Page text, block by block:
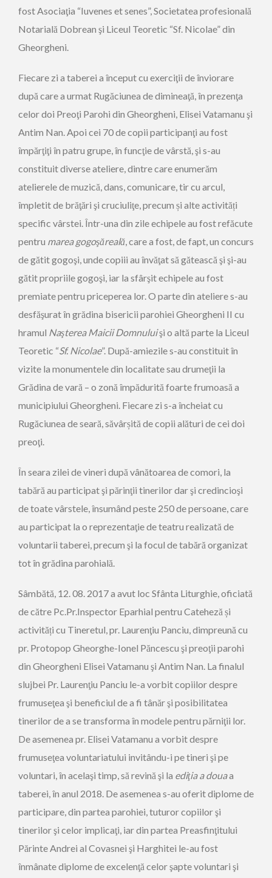
fost Asociaţia “Iuvenes et senes”, Societatea profesională
Notarială Dobrean şi Liceul Teoretic “Sf. Nicolae” din
Gheorgheni.
Fiecare zi a taberei a început cu exerciţii de înviorare
după care a urmat Rugăciunea de dimineaţă, în prezenţa
celor doi Preoţi Parohi din Gheorgheni, Elisei Vatamanu şi
Antim Nan. Apoi cei 70 de copii participanţi au fost
împărţiţi în patru grupe, în funcţie de vârstă, şi s-au
constituit diverse ateliere, dintre care enumerăm
atelierele de muzică, dans, comunicare, tir cu arcul,
împletit de brăţări şi cruciuliţe, precum și alte activități
specific vârstei. Într-una din zile echipele au fost refăcute
pentru marea gogoşăreală, care a fost, de fapt, un concurs
de gătit gogoşi, unde copiii au învăţat să gătească şi şi-au
gătit propriile gogoşi, iar la sfârşit echipele au fost
premiate pentru priceperea lor. O parte din ateliere s-au
desfăşurat în grădina bisericii parohiei Gheorgheni II cu
hramul Naşterea Maicii Domnuluişi o altă parte la Liceul
Teoretic “Sf. Nicolae”. După-amiezile s-au constituit în
vizite la monumentele din localitate sau drumeţii la
Grădina de vară – o zonă împădurită foarte frumoasă a
municipiului Gheorgheni. Fiecare zi s-a încheiat cu
Rugăciunea de seară, săvârșită de copii alături de cei doi
preoţi.
În seara zilei de vineri după vânătoarea de comori, la
tabără au participat şi părinţii tinerilor dar şi credincioşi
de toate vârstele, însumând peste 250 de persoane, care
au participat la o reprezentaţie de teatru realizată de
voluntarii taberei, precum şi la focul de tabără organizat
tot în grădina parohială.
Sâmbătă, 12. 08. 2017 a avut loc Sfânta Liturghie, oficiată
de către Pc.Pr.Inspector Eparhial pentru Cateheză și
activități cu Tineretul, pr. Laurenţiu Panciu, dimpreună cu
pr. Protopop Gheorghe-Ionel Păncescu şi preoţii parohi
din Gheorgheni Elisei Vatamanu şi Antim Nan. La finalul
slujbei Pr. Laurenţiu Panciu le-a vorbit copiilor despre
frumuseţea şi beneficiul de a fi tânăr şi posibilitatea
tinerilor de a se transforma în modele pentru părniţii lor.
De asemenea pr. Elisei Vatamanu a vorbit despre
frumuseţea voluntariatului invitându-i pe tineri şi pe
voluntari, în acelaşi timp, să revină şi la ediţia a douaa
taberei, în anul 2018. De asemenea s-au oferit diplome de
participare, din partea parohiei, tuturor copiilor şi
tinerilor şi celor implicaţi, iar din partea Preasfinţitului
Părinte Andrei al Covasnei şi Harghitei le-au fost
înmânate diplome de excelenţă celor şapte voluntari şi